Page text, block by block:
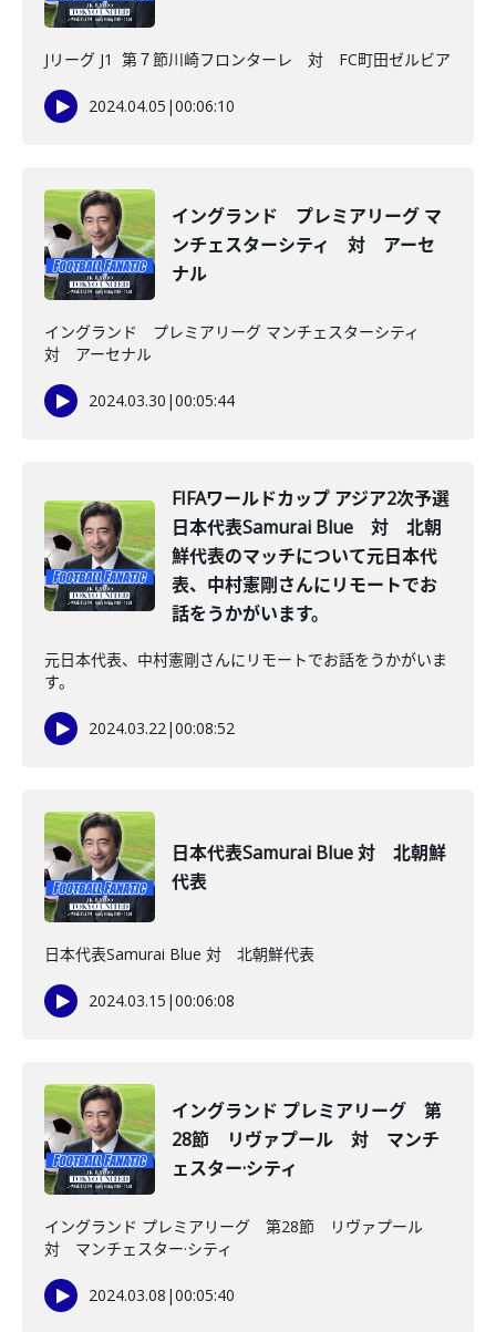
Jリーグ J1 第７節川崎フロンターレ 対 FC町田ゼルビア
2024.04.05 |00:06:10
イングランド プレミアリーグ マ
ンチェスターシティ 対 アーセ
ナル
イングランド プレミアリーグ マンチェスターシティ
対 アーセナル
2024.03.30 |00:05:44
FIFAワールドカップ アジア2次予選
日本代表Samurai Blue 対 北朝
鮮代表のマッチについて元日本代
表、中村憲剛さんにリモートでお
話をうかがいます。
元日本代表、中村憲剛さんにリモートでお話をうかがいま
す。
2024.03.22|00:08:52
日本代表Samurai Blue 対 北朝鮮
代表
日本代表Samurai Blue 対 北朝鮮代表
2024.03.15 |00:06:08
イングランド プレミアリーグ 第
28節 リヴァプール 対 マンチ
ェスター·シティ
イングランド プレミアリーグ 第28節 リヴァプール
対 マンチェスター·シティ
2024.03.08 |00:05:40